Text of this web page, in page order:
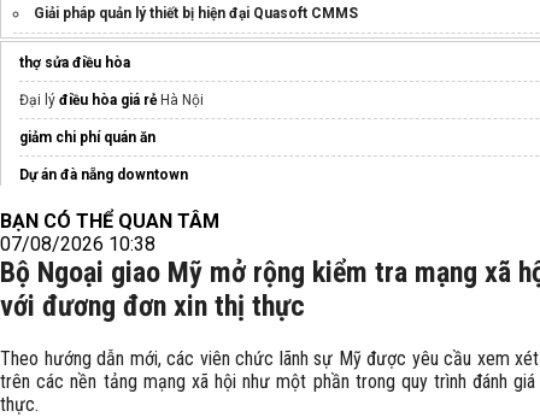
Giải pháp quản lý thiết bị hiện đại Quasoft CMMS
Cập nhật Bảng bổ trợ LMHT
máy may juki điện tửchính hãng
máy vắt sổchính hãng
Giá máy khắc laser cầm tay
thiết bị báo cháy
lò nướng bánh mì
thợ sửa điều hòa
Đại lý điều hòa giá rẻHà Nội
giảm chi phí quán ăn
Dự án đà nẵng downtown
kí tự đặc biệt liên quân
Dịch vụThay pin iPhone 12 Pro Max
Bánsim đẹp vinaphone khosim.comgiá rẻ nhất
Khách SạN Premier Pearl Vũng Tàu
BẠN CÓ THỂ QUAN TÂM
07/08/2026 10:38
Bộ Ngoại giao Mỹ mở rộng kiểm tra mạng xã
với đương đơn xin thị thực
Theo hướng dẫn mới, các viên chức lãnh sự Mỹ được yêu cầu xem
trên các nền tảng mạng xã hội như một phần trong quy trình đánh
thực.